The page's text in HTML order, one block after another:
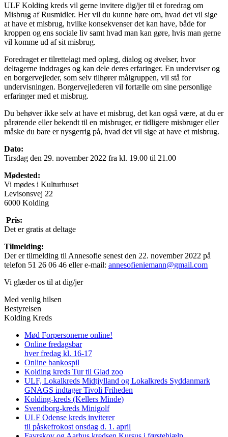
ULF Kolding kreds vil gerne invitere dig/jer til et foredrag om
Misbrug af Rusmidler. Her vil du kunne høre om, hvad det vil sige
at have et misbrug, hvilke konsekvenser det kan have, både for
kroppen og ens sociale liv samt hvad man kan gøre, hvis man gerne
vil komme ud af sit misbrug.
Foredraget er tilrettelagt med oplæg, dialog og øvelser, hvor
deltagerne inddrages og kan dele deres erfaringer. En underviser og
en borgervejleder, som selv tilhører målgruppen, vil stå for
undervisningen. Borgervejlederen vil fortælle om sine personlige
erfaringer med et misbrug.
Du behøver ikke selv at have et misbrug, det kan også være, at du er
pårørende eller bekendt til en misbruger, er tidligere misbruger eller
måske du bare er nysgerrig på, hvad det vil sige at have et misbrug.
Dato:
Tirsdag den 29. november 2022 fra kl. 19.00 til 21.00
Mødested:
Vi mødes i Kulturhuset
Levisonsvej 22
6000 Kolding
Pris:
Det er gratis at deltage
Tilmelding:
Der er tilmelding til Annesofie senest den 22. november 2022 på
telefon 51 26 06 46 eller e-mail: annesofieniemann@gmail.com
Vi glæder os til at dig/jer
Med venlig hilsen
Bestyrelsen
Kolding Kreds
Mød Forpersonerne online!
Online fredagsbar
hver fredag kl. 16-17
Online bankospil
Kolding kreds Tur til Glad zoo
ULF, Lokalkreds Midtjylland og Lokalkreds Syddanmark
GNAGS indtager Tivoli Friheden
Kolding-kreds (Kellers Minde)
Svendborg-kreds Minigolf
ULF Odense kreds inviterer
til påskefrokost onsdag d. 1. april